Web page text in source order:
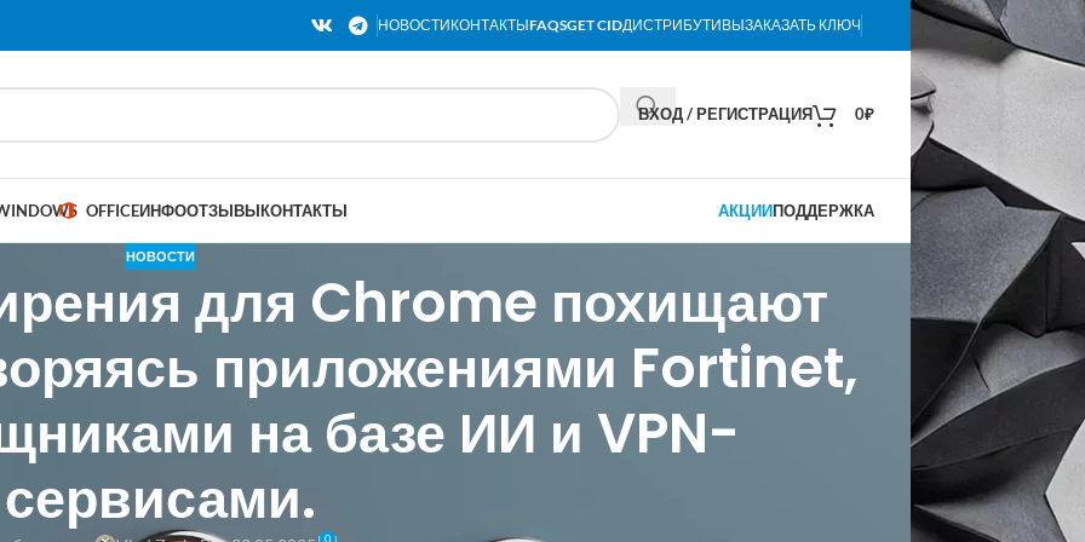
НОВОСТИКОНТАКТЫFAQSGET CIDДИСТРИБУТИВЫЗАКАЗАТЬ КЛЮЧ
ВХОД / РЕГИСТРАЦИЯ 0₽
OFFICEИНФООТЗЫВЫКОНТАКТЫ АКЦИИПОДДЕРЖКА
НОВОСТИ
для Chrome похищают
приложениями Fortinet,
на базе ИИ и VPN-
сервисами.
0